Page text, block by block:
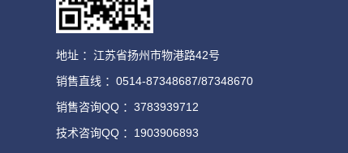
地址 ：江苏省扬州市物港路42号
销售直线 ：0514-87348687/87348670
销售咨询QQ ：3783939712
技术咨询QQ ：1903906893